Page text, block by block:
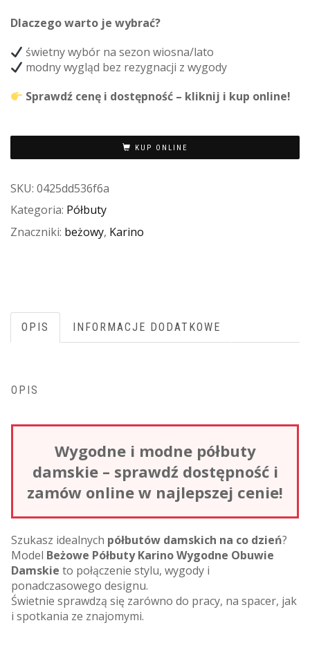
Dlaczego warto je wybrać?
świetny wybór na sezon wiosna/lato
modny wygląd bez rezygnacji z wygody
Sprawdź cenę i dostępność – kliknij i kup online!
KUP ONLINE
SKU: 0425dd536f6a
Kategoria: Półbuty
Znaczniki: beżowy, Karino
OPIS INFORMACJE DODATKOWE
OPIS
Wygodne i modne półbuty
damskie – sprawdź dostępność i
zamów online w najlepszej cenie!
Szukasz idealnych półbutów damskich na co dzień?
Model Beżowe Półbuty Karino Wygodne Obuwie
Damskie to połączenie stylu, wygody i
ponadczasowego designu.
Świetnie sprawdzą się zarówno do pracy, na spacer, jak
i spotkania ze znajomymi.